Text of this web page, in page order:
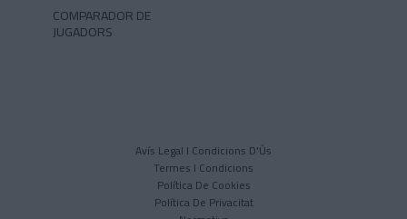
COMPARADOR DE
JUGADORS
Avís Legal I Condicions D'Ús
Termes I Condicions
Política De Cookies
Política De Privacitat